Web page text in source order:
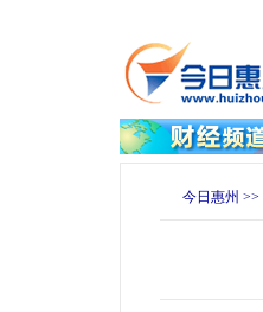
今日惠州 >>